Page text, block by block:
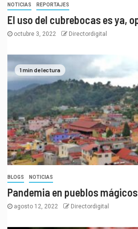
NOTICIAS REPORTAJES
El uso del cubrebocas es ya,
octubre 3, 2022 Directordigital
1 min de lectura
BLOGS NOTICIAS
Pandemia en pueblos
agosto 12, 2022 Directordigital